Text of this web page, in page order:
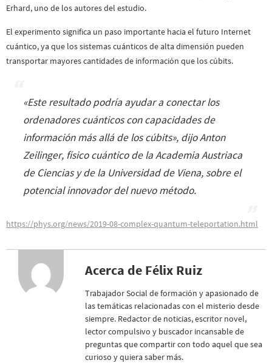
Erhard, uno de los autores del estudio.
El experimento significa un paso importante hacia el futuro Internet
cuántico, ya que los sistemas cuánticos de alta dimensión pueden
transportar mayores cantidades de información que los cúbits.
«Este resultado podría ayudar a conectar los
ordenadores cuánticos con capacidades de
información más allá de los cúbits», dijo Anton
Zeilinger, físico cuántico de la Academia Austriaca
de Ciencias y de la Universidad de Viena, sobre el
potencial innovador del nuevo método.
https://phys.org/news/2019-08-complex-quantum-teleportation.html
Acerca de Félix Ruiz
Trabajador Social de formación y apasionado de
las temáticas relacionadas con el misterio desde
siempre. Redactor de noticias, escritor novel,
lector compulsivo y buscador incansable de
preguntas que compartir con todo aquel que sea
curioso y quiera saber más.